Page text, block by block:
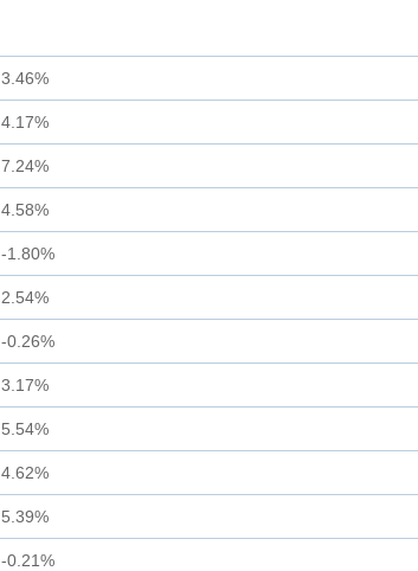
3.46%
4.17%
7.24%
4.58%
-1.80%
2.54%
-0.26%
3.17%
5.54%
4.62%
5.39%
-0.21%